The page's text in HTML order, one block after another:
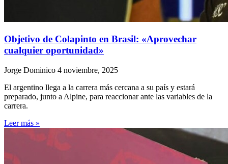
Objetivo de Colapinto en Brasil: «Aprovechar
cualquier oportunidad»
Jorge Dominico 4 noviembre, 2025
El argentino llega a la carrera más cercana a su país y estará
preparado, junto a Alpine, para reaccionar ante las variables de la
carrera.
Leer más »